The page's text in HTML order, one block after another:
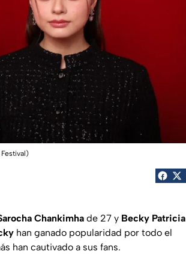
Chankimha de 27 y Becky Patricia
han ganado popularidad por todo el
han cautivado a sus fans.